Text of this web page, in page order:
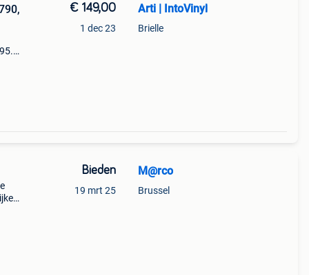
€ 149,00
1 dec 23
Arti | IntoVinyl
Brielle
Bieden
19 mrt 25
M@rco
Brussel